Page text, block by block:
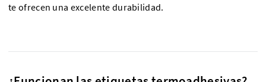
te ofrecen una excelente durabilidad.